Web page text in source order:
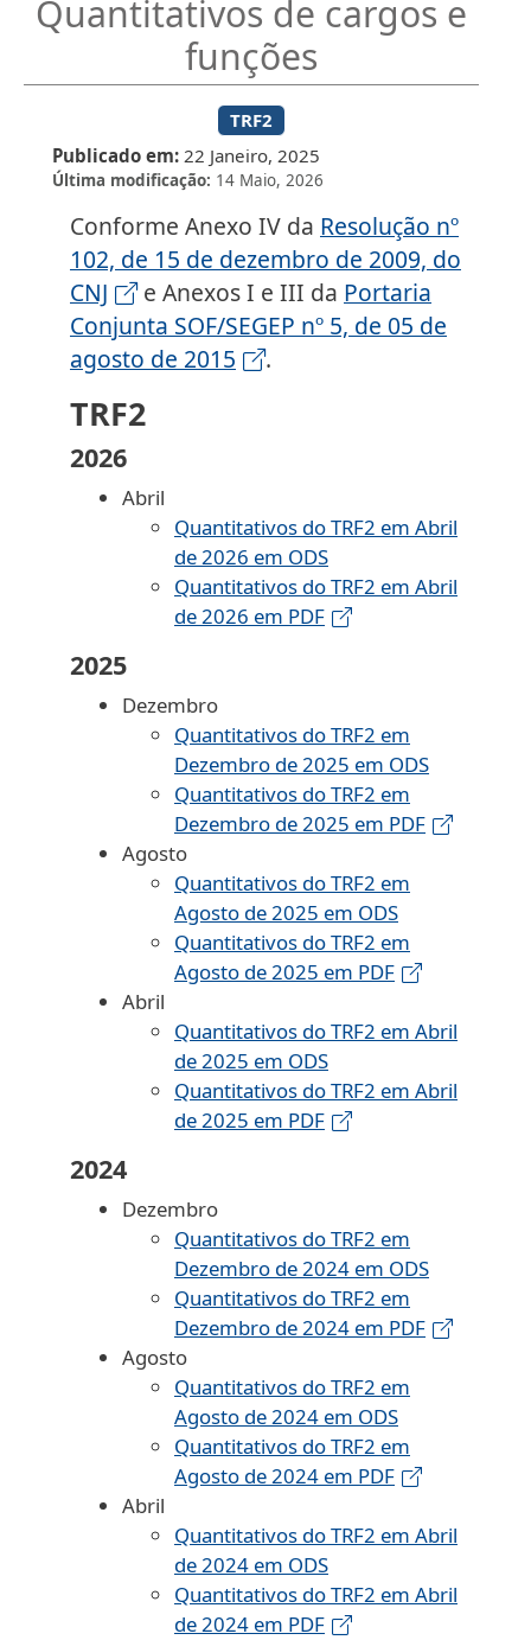
Quantitativos de cargos e
funções
TRF2
Publicado em 22 Janeiro, 2025
Última modificação 14 Maio, 2026
Conforme Anexo IV da Resolução nº
102, de 15 de dezembro de 2009, do
CNJ
e Anexos I e III da Portaria
Conjunta SOF/SEGEP nº 5, de 05 de
agosto de 2015
.
TRF2
2026
Abril
Quantitativos do TRF2 em Abril
de 2026 em ODS
Quantitativos do TRF2 em Abril
de 2026 em PDF
2025
Dezembro
Quantitativos do TRF2 em
Dezembro de 2025 em ODS
Quantitativos do TRF2 em
Dezembro de 2025 em PDF
Agosto
Quantitativos do TRF2 em
Agosto de 2025 em ODS
Quantitativos do TRF2 em
Agosto de 2025 em PDF
Abril
Quantitativos do TRF2 em Abril
de 2025 em ODS
Quantitativos do TRF2 em Abril
de 2025 em PDF
2024
Dezembro
Quantitativos do TRF2 em
Dezembro de 2024 em ODS
Quantitativos do TRF2 em
Dezembro de 2024 em PDF
Agosto
Quantitativos do TRF2 em
Agosto de 2024 em ODS
Quantitativos do TRF2 em
Agosto de 2024 em PDF
Abril
Quantitativos do TRF2 em Abril
de 2024 em ODS
Quantitativos do TRF2 em Abril
de 2024 em PDF